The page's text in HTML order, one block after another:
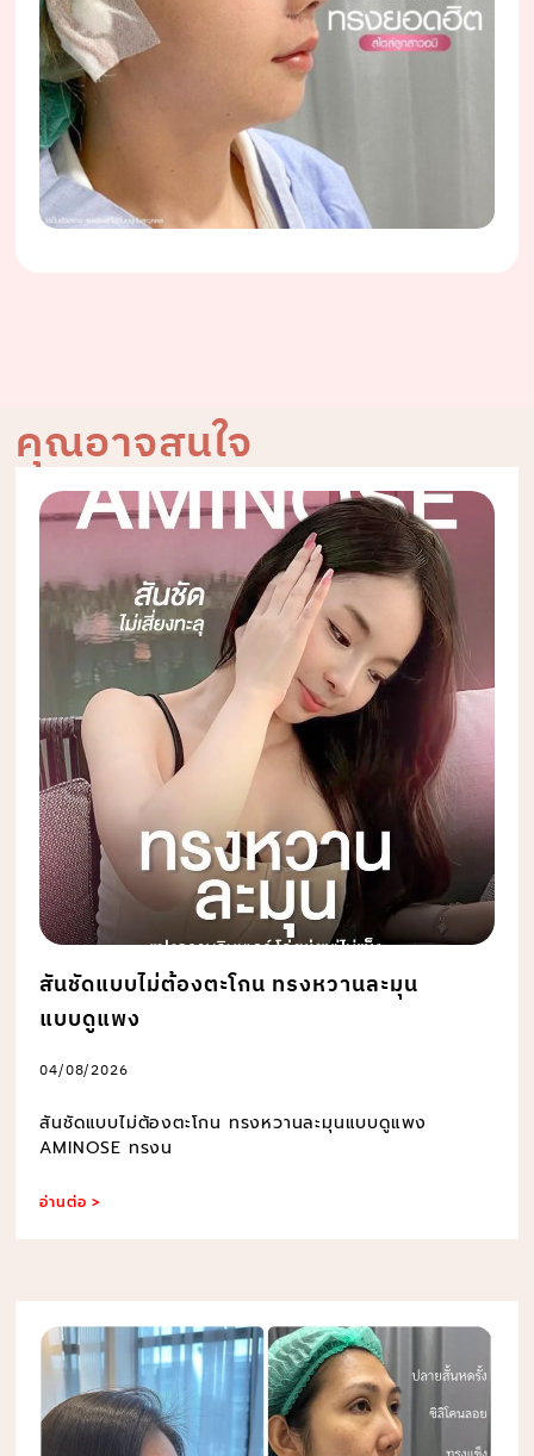
คุณอาจสนใจ
สันชัดแบบไม่ต้องตะโกน ทรงหวานละมุน
แบบดูแพง
04/08/2026
สันชัดแบบไม่ต้องตะโกน ทรงหวานละมุนแบบดูแพง
AMINOSE ทรงน
อ่านต่อ >